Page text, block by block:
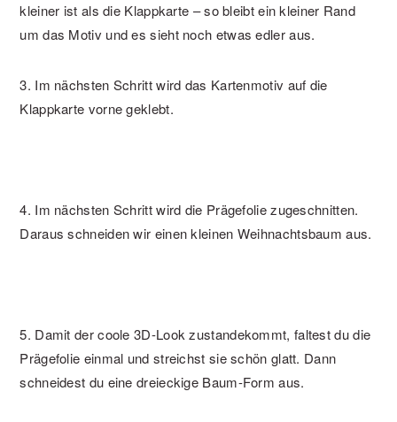
kleiner ist als die Klappkarte – so bleibt ein kleiner Rand
um das Motiv und es sieht noch etwas edler aus.
3. Im nächsten Schritt wird das Kartenmotiv auf die
Klappkarte vorne geklebt.
4. Im nächsten Schritt wird die Prägefolie zugeschnitten.
Daraus schneiden wir einen kleinen Weihnachtsbaum aus.
5. Damit der coole 3D-Look zustandekommt, faltest du die
Prägefolie einmal und streichst sie schön glatt. Dann
schneidest du eine dreieckige Baum-Form aus.